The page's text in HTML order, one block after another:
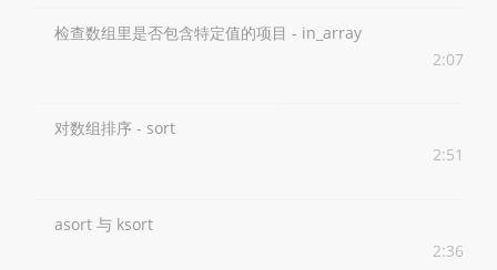
检查数组里是否包含特定值的项目 - in_array
2:07
对数组排序 - sort
2:51
asort 与 ksort
2:36